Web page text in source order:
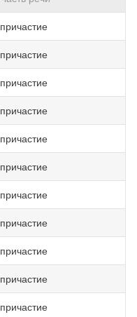
причастие
причастие
причастие
причастие
причастие
причастие
причастие
причастие
причастие
причастие
причастие